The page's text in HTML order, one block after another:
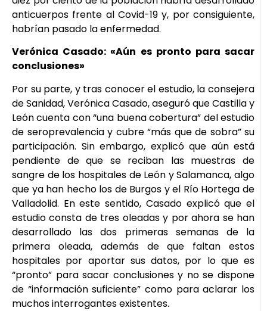
anticuerpos frente al Covid-19 y, por consiguiente,
habrían pasado la enfermedad.
Verónica Casado: «Aún es pronto para sacar
conclusiones»
Por su parte, y tras conocer el estudio, la consejera
de Sanidad, Verónica Casado, aseguró que Castilla y
León cuenta con “una buena cobertura” del estudio
de seroprevalencia y cubre “más que de sobra” su
participación. Sin embargo, explicó que aún está
pendiente de que se reciban las muestras de
sangre de los hospitales de León y Salamanca, algo
que ya han hecho los de Burgos y el Río Hortega de
Valladolid. En este sentido, Casado explicó que el
estudio consta de tres oleadas y por ahora se han
desarrollado las dos primeras semanas de la
primera oleada, además de que faltan estos
hospitales por aportar sus datos, por lo que es
“pronto” para sacar conclusiones y no se dispone
de “información suficiente” como para aclarar los
muchos interrogantes existentes.